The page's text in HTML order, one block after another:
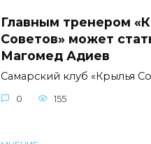
Главным тренером
Советов» может
Магомед Адиев
Самарский клуб «Крылья
0 155